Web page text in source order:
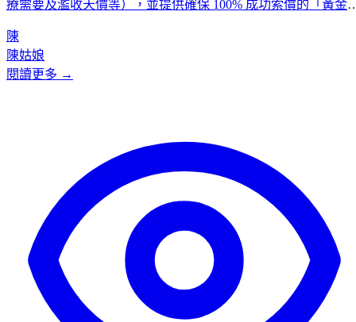
療需要及濫收天價等），並提供確保 100% 成功索償的「黃金 5
陳
陳姑娘
閱讀更多 →